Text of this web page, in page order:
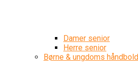
Damer senior
Herre senior
Børne & ungdoms håndbold